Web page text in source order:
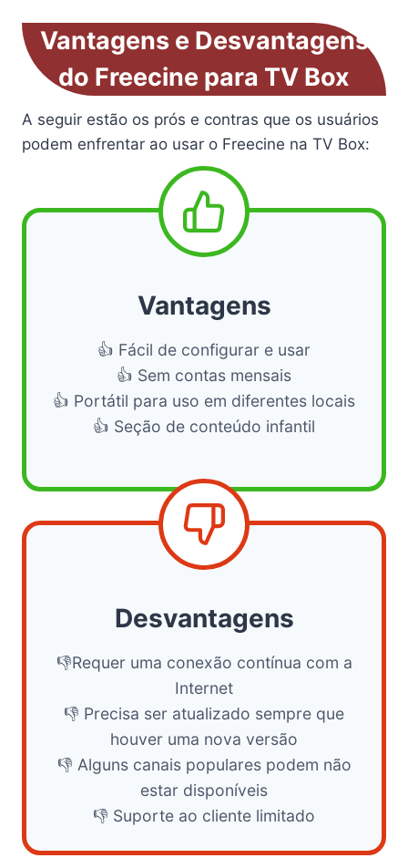
Vantagens e Desvantagens
do Freecine para TV Box
A seguir estão os prós e contras que os usuários
podem enfrentar ao usar o Freecine na TV Box:
Vantagens
👍 Fácil de configurar e usar
👍 Sem contas mensais
👍 Portátil para uso em diferentes locais
👍 Seção de conteúdo infantil
Desvantagens
👎Requer uma conexão contínua com a
Internet
👎 Precisa ser atualizado sempre que
houver uma nova versão
👎 Alguns canais populares podem não
estar disponíveis
👎 Suporte ao cliente limitado